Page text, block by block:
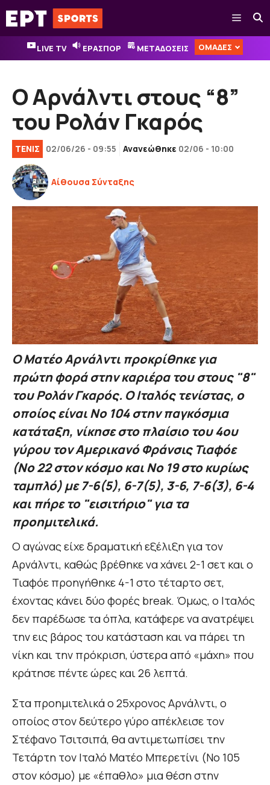
Μετάβαση
σε
περιεχόμενο
Μενού
LIVE TV ΕΡΑΣΠΟΡ ΜΕΤΑΔΟΣΕΙΣ ΟΜΑΔΕΣ
Ο Αρνάλντι στους “8”
του Ρολάν Γκαρός
ΤΕΝΙΣ 02/06/26 - 09:55 Ανανεώθηκε 02/06 - 10:00
Αίθουσα Σύνταξης
Ο Ματέο Αρνάλντι προκρίθηκε για
πρώτη φορά στην καριέρα του στους "8"
του Ρολάν Γκαρός. Ο Ιταλός τενίστας, ο
οποίος είναι Νο 104 στην παγκόσμια
κατάταξη, νίκησε στο πλαίσιο του 4ου
γύρου τον Αμερικανό Φράνσις Τιαφόε
(Νο 22 στον κόσμο και Νο 19 στο κυρίως
ταμπλό) με 7-6(5), 6-7(5), 3-6, 7-6(3), 6-4
και πήρε το "εισιτήριο" για τα
προημιτελικά.
Ο αγώνας είχε δραματική εξέλιξη για τον
Αρνάλντι, καθώς βρέθηκε να χάνει 2-1 σετ και ο
Τιαφόε προηγήθηκε 4-1 στο τέταρτο σετ,
έχοντας κάνει δύο φορές break. Όμως, ο Ιταλός
δεν παρέδωσε τα όπλα, κατάφερε να ανατρέψει
την εις βάρος του κατάσταση και να πάρει τη
νίκη και την πρόκριση, ύστερα από «μάχη» που
κράτησε πέντε ώρες και 26 λεπτά.
Στα προημιτελικά ο 25χρονος Αρνάλντι, ο
οποίος στον δεύτερο γύρο απέκλεισε τον
Στέφανο Τσιτσιπά, θα αντιμετωπίσει την
Τετάρτη τον Ιταλό Ματέο Μπερετίνι (Νο 105
στον κόσμο) με «έπαθλο» μια θέση στην